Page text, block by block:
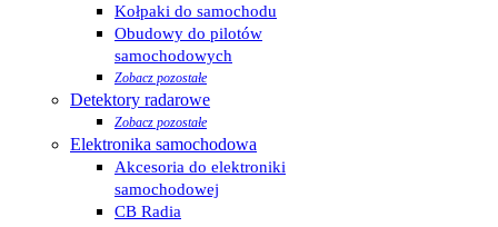
Kołpaki do samochodu
Obudowy do pilotów
samochodowych
Zobacz pozostałe
Detektory radarowe
Zobacz pozostałe
Elektronika samochodowa
Akcesoria do elektroniki
samochodowej
CB Radia